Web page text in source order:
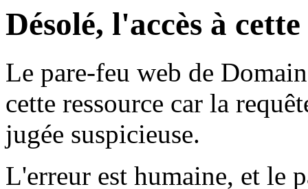
Désolé, l'accès à
Le pare-feu web de
cette ressource car la
jugée suspicieuse.
L'erreur est humaine, et le